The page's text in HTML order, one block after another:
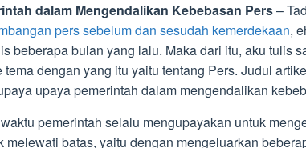
dalam Mengendalikan Kebebasan Pers–
pers sebelum dan sesudah kemerdekaan,
beberapa bulan yang lalu. Maka dari itu, aku tulis
tema dengan yang itu yaitu tentang Pers. Judul
upaya pemerintah dalam mengendalikan
pemerintah selalu mengupayakan untuk
melewati batas, yaitu dengan mengeluarkan